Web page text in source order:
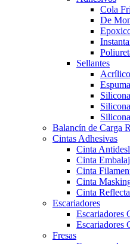
Cola
De
Sellantes
Acrílico
Balancín de Carga
Cintas Adhesivas
Cinta
Cinta
Cinta
Cinta
Cinta
Escariadores
Escariadores
Escariadores
Fresas